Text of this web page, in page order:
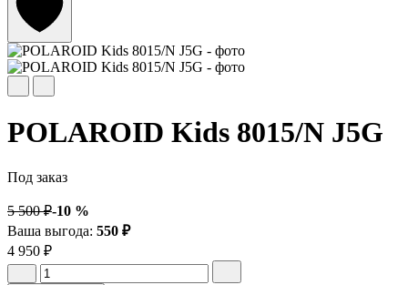
POLAROID Kids 8015/N J5G
Под заказ
5 500 ₽-10 %
Ваша выгода: 550 ₽
4 950 ₽